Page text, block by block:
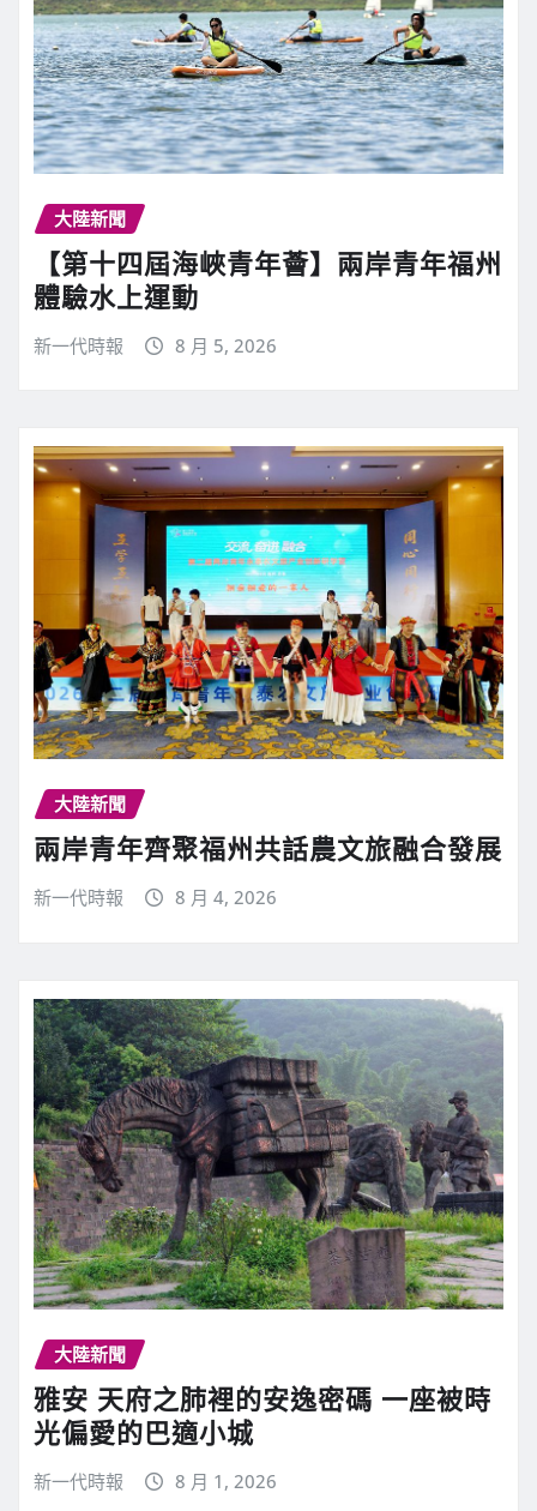
大陸新聞
【第十四屆海峽青年薈】兩岸青年福州
體驗水上運動
新一代時報 8 月 5, 2026
大陸新聞
兩岸青年齊聚福州共話農文旅融合發展
新一代時報 8 月 4, 2026
大陸新聞
雅安 天府之肺裡的安逸密碼 一座被時
光偏愛的巴適小城
新一代時報 8 月 1, 2026